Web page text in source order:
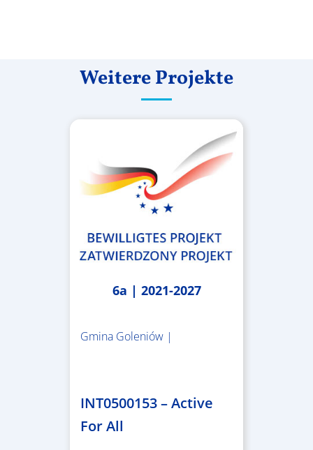
Weitere Projekte
6a | 2021-2027
Gmina Goleniów |
INT0500153 – Active
For All